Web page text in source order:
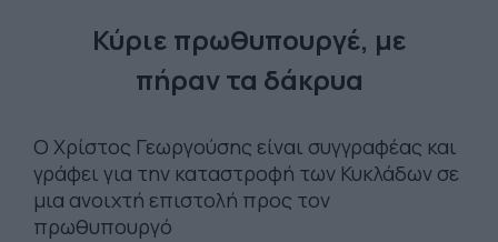
Κύριε πρωθυπουργέ, με
πήραν τα δάκρυα
Ο Χρίστος Γεωργούσης είναι συγγραφέας και
γράφει για την καταστροφή των Κυκλάδων σε
μια ανοιχτή επιστολή προς τον
πρωθυπουργό